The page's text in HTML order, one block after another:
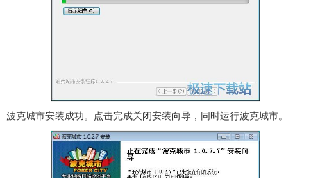
波克城市安装成功。点击完成关闭安装向导，同时运行波克城市。